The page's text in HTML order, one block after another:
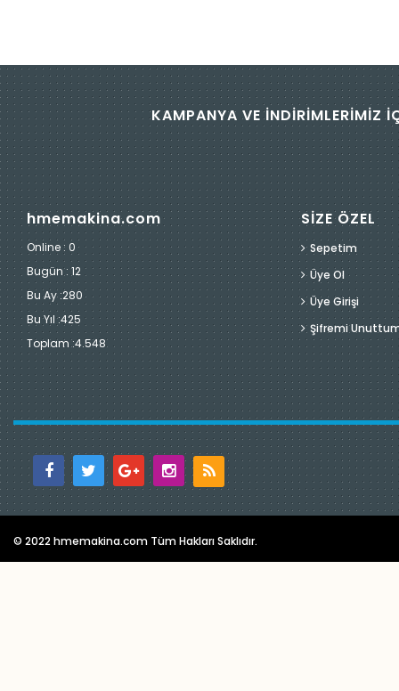
KAMPANYA VE İNDİRİMLERİMİZ
hmemakina.com
Online : 0
Bugün : 12
Bu Ay :280
Bu Yıl :425
Toplam :4.548
SİZE ÖZEL
Sepetim
Üye Ol
Üye Girişi
Şifremi
© 2022 hmemakina.com Tüm Hakları Saklıdır.